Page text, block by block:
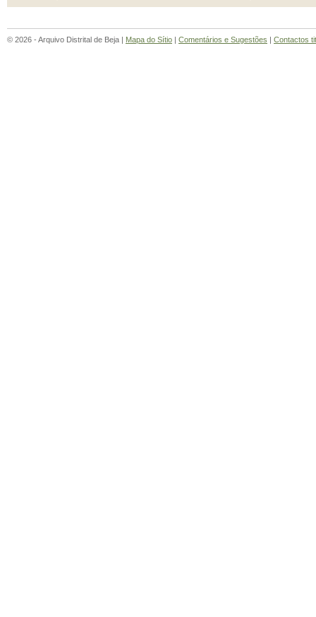
© 2026 - Arquivo Distrital de Beja | Mapa do Sítio | Comentários e Sugestões | Contactos